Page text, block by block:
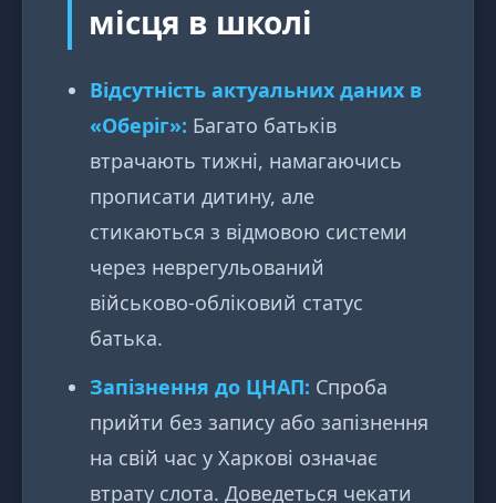
місця в школі
Відсутність актуальних даних в
«Оберіг»: Багато батьків
втрачають тижні, намагаючись
прописати дитину, але
стикаються з відмовою системи
через неврегульований
військово-обліковий статус
батька.
Запізнення до ЦНАП: Спроба
прийти без запису або запізнення
на свій час у Харкові означає
втрату слота. Доведеться чекати